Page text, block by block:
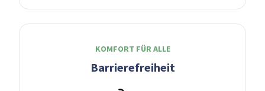
KOMFORT FÜR ALLE
Barrierefreiheit